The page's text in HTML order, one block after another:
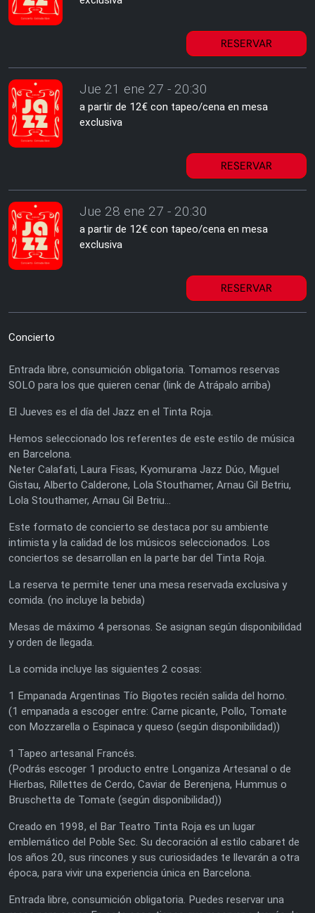
RESERVAR
Jue 21 ene 27 - 20:30
a partir de 12€ con tapeo/cena en mesa
exclusiva
RESERVAR
Jue 28 ene 27 - 20:30
a partir de 12€ con tapeo/cena en mesa
exclusiva
RESERVAR
Concierto
Entrada libre, consumición obligatoria. Tomamos reservas
SOLO para los que quieren cenar (link de Atrápalo arriba)
El Jueves es el día del Jazz en el Tinta Roja.
Hemos seleccionado los referentes de este estilo de música
en Barcelona.
Neter Calafati, Laura Fisas, Kyomurama Jazz Dúo, Miguel
Gistau, Alberto Calderone, Lola Stouthamer, Arnau Gil Betriu,
Lola Stouthamer, Arnau Gil Betriu...
Este formato de concierto se destaca por su ambiente
intimista y la calidad de los músicos seleccionados. Los
conciertos se desarrollan en la parte bar del Tinta Roja.
La reserva te permite tener una mesa reservada exclusiva y
comida. (no incluye la bebida)
Mesas de máximo 4 personas. Se asignan según disponibilidad
y orden de llegada.
La comida incluye las siguientes 2 cosas:
1 Empanada Argentinas Tío Bigotes recién salida del horno.
(1 empanada a escoger entre: Carne picante, Pollo, Tomate
con Mozzarella o Espinaca y queso (según disponibilidad))
1 Tapeo artesanal Francés.
(Podrás escoger 1 producto entre Longaniza Artesanal o de
Hierbas, Rillettes de Cerdo, Caviar de Berenjena, Hummus o
Bruschetta de Tomate (según disponibilidad))
Creado en 1998, el Bar Teatro Tinta Roja es un lugar
emblemático del Poble Sec. Su decoración al estilo cabaret de
los años 20, sus rincones y sus curiosidades te llevarán a otra
época, para vivir una experiencia única en Barcelona.
Entrada libre, consumición obligatoria. Puedes reservar una